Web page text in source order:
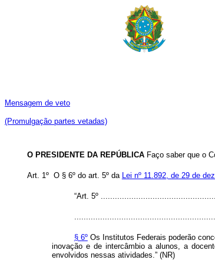
Mensagem de veto
(Promulgação partes vetadas)
O PRESIDENTE DA REPÚBLICAFaço saber que o
Art. 1º O § 6º do art. 5º da Lei nº 11.892, de 29 de
“Art. 5º
§ 6ºOs Institutos Federais poderão
inovação e de intercâmbio a alunos, a
envolvidos nessas atividades.” (NR)